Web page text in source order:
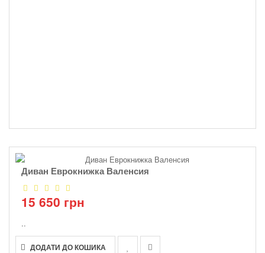
Диван Еврокнижка Валенсия
15 650 грн
..
ДОДАТИ ДО КОШИКА